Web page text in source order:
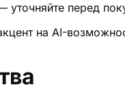
уточняйте перед
на AI-